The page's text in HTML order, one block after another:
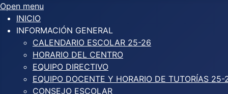
Open menu
INICIO
INFORMACIÓN GENERAL
CALENDARIO ESCOLAR 25-26
HORARIO DEL CENTRO
EQUIPO DIRECTIVO
EQUIPO DOCENTE Y HORARIO DE TUTORÍAS 25-
CONSEJO ESCOLAR